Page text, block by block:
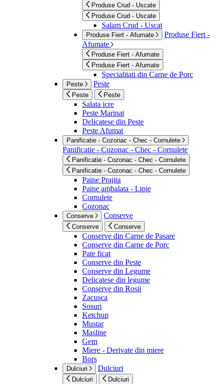
Produse Crud - Uscate
Produse Crud - Uscate
Salam Crud - Uscat
Produse Fiert - Afumate
Produse Fiert -
Afumate
Produse Fiert - Afumate
Produse Fiert - Afumate
Specialitati din Carne de Porc
Peste Peste
Peste Peste
Salata icre
Peste Marinat
Delicatese din Peste
Peste Afumat
Panificatie - Cozonac - Chec - Cornulete
Panificatie - Cozonac - Chec - Cornulete
Panificatie - Cozonac - Chec - Cornulete
Panificatie - Cozonac - Chec - Cornulete
Paine Prajita
Paine ambalata - Lipie
Cornulete
Cozonac
Conserve Conserve
Conserve Conserve
Conserve din Carne de Pasare
Conserve din Carne de Porc
Pate ficat
Conserve din Peste
Conserve din Legume
Delicatese din legume
Conserve din Rosii
Zacusca
Sosuri
Ketchup
Mustar
Masline
Gem
Miere - Derivate din miere
Bors
Dulciuri Dulciuri
Dulciuri Dulciuri